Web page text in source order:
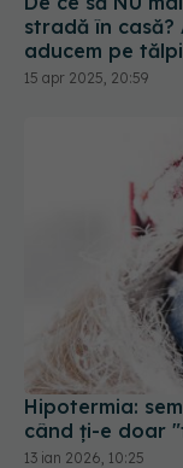
stradă în casă?
aducem pe
15 apr 2025, 20:59
Hipotermia:
când ți-e doar
13 ian 2026, 10:25